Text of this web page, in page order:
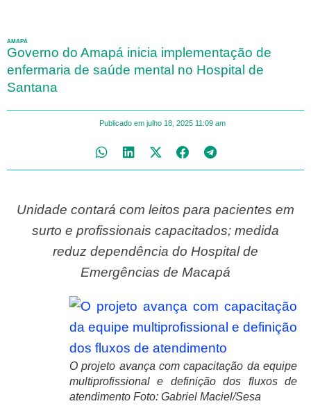
AMAPÁ
Governo do Amapá inicia implementação de
enfermaria de saúde mental no Hospital de
Santana
Publicado em julho 18, 2025 11:09 am
Unidade contará com leitos para pacientes em
surto e profissionais capacitados; medida
reduz dependência do Hospital de
Emergências de Macapá
O projeto avança com capacitação da equipe
multiprofissional e definição dos fluxos de
atendimento Foto: Gabriel Maciel/Sesa